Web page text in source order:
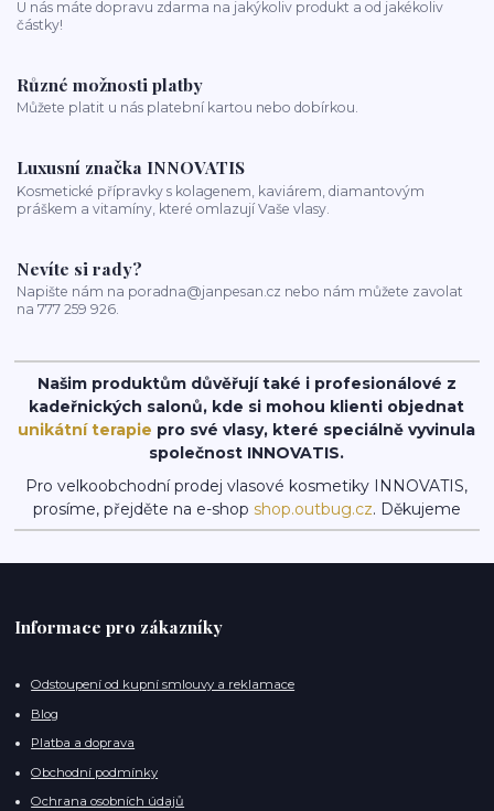
U nás máte dopravu zdarma na jakýkoliv produkt a od jakékoliv
částky!
Různé možnosti platby
Můžete platit u nás platební kartou nebo dobírkou.
Luxusní značka INNOVATIS
Kosmetické přípravky s kolagenem, kaviárem, diamantovým
práškem a vitamíny, které omlazují Vaše vlasy.
Nevíte si rady?
Napište nám na poradna@janpesan.cz nebo nám můžete zavolat
na 777 259 926.
Našim produktům důvěřují také i profesionálové z
kadeřnických salonů, kde si mohou klienti objednat
unikátní terapie pro své vlasy, které speciálně vyvinula
společnost INNOVATIS.
Pro velkoobchodní prodej vlasové kosmetiky INNOVATIS,
prosíme, přejděte na e-shop shop.outbug.cz. Děkujeme
Informace pro zákazníky
Odstoupení od kupní smlouvy a reklamace
Blog
Platba a doprava
Obchodní podmínky
Ochrana osobních údajů